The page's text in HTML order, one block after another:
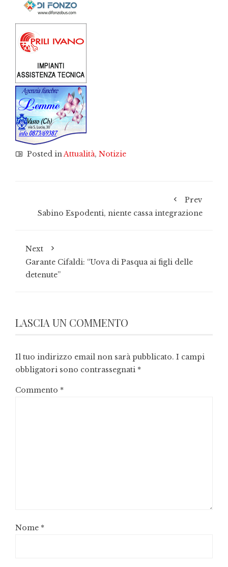
Posted inAttualità, Notizie
Prev
Sabino Espodenti, niente cassa integrazione
Next
Garante Cifaldi: “Uova di Pasqua ai figli delle
detenute”
LASCIA UN COMMENTO
Il tuo indirizzo email non sarà pubblicato. I campi
obbligatori sono contrassegnati *
Commento *
Nome *